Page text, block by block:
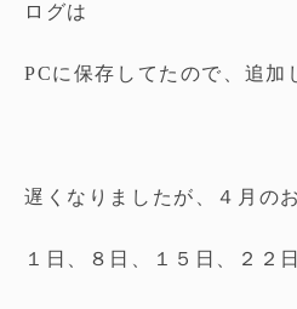
ログは
PCに保存してたので、追加
遅くなりましたが、４月の
１日、８日、１５日、２２